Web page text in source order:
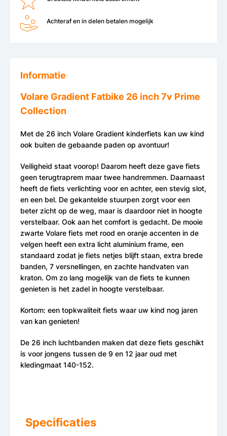
Achteraf en in delen betalen mogelijk
Informatie
Volare Gradient Fatbike 26 inch 7v Prime
Collection
Met de 26 inch Volare Gradient kinderfiets kan uw kind
ook buiten de gebaande paden op avontuur!
Veiligheid staat voorop! Daarom heeft deze gave fiets
geen terugtraprem maar twee handremmen. Daarnaast
heeft de fiets verlichting voor en achter, een stevig slot,
en een bel. De gekantelde stuurpen zorgt voor een
beter zicht op de weg, maar is daardoor niet in hoogte
verstelbaar. Ook aan het comfort is gedacht. De mooie
zwarte Volare fiets met rood en oranje accenten in de
velgen heeft een extra licht aluminium frame, een
standaard zodat je fiets netjes blijft staan, extra brede
banden, 7 versnellingen, en zachte handvaten van
kraton. Om zo lang mogelijk van de fiets te kunnen
genieten is het zadel in hoogte verstelbaar.
Kortom: een topkwaliteit fiets waar uw kind nog jaren
van kan genieten!
De 26 inch luchtbanden maken dat deze fiets geschikt
is voor jongens tussen de 9 en 12 jaar oud met
kledingmaat 140-152.
Specificaties